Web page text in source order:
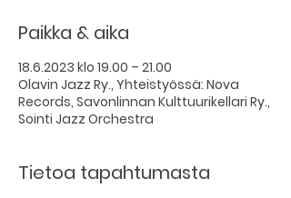
Paikka & aika
18.6.2023 klo 19.00 – 21.00
Olavin Jazz Ry., Yhteistyössä: Nova
Records, Savonlinnan Kulttuurikellari Ry.,
Sointi Jazz Orchestra
Tietoa tapahtumasta